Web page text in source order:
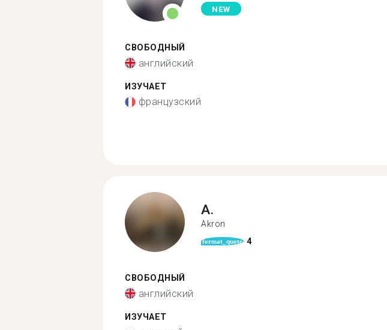
NEW
СВОБОДНЫЙ
английский
ИЗУЧАЕТ
французский
A.
Akron
format_quote 4
СВОБОДНЫЙ
английский
ИЗУЧАЕТ